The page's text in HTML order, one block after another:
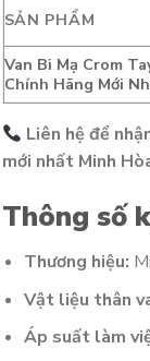
SẢN PHẨM
Van Bi Mạ Crom
Chính Hãng Mới
Liên hệ để
mới nhất Minh
Thông số
Thương hiệu:
Vật liệu thân
Áp suất làm